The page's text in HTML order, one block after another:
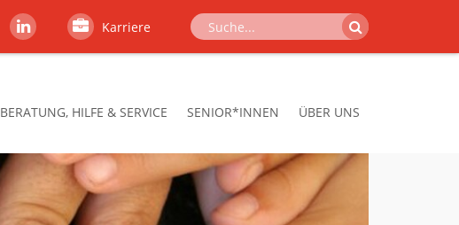
Karriere
BERATUNG, HILFE & SERVICE SENIOR*INNEN ÜBER UNS